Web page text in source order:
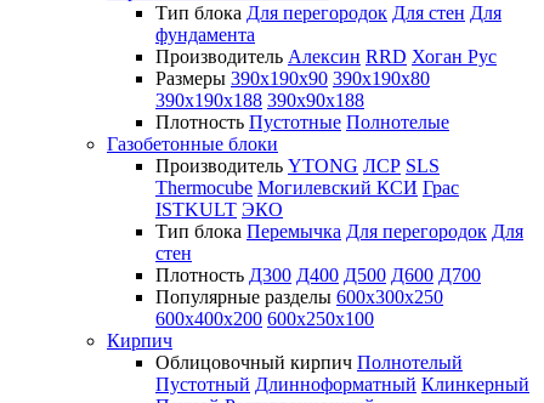
Тип блока Для перегородок Для стен Для
фундамента
Производитель Алексин RRD Хоган Рус
Размеры 390х190х90 390х190х80
390х190х188 390х90х188
Плотность Пустотные Полнотелые
Газобетонные блоки
Производитель YTONG ЛСР SLS
Thermocube Могилевский КСИ Грас
ISTKULT ЭКО
Тип блока Перемычка Для перегородок Для
стен
Плотность Д300 Д400 Д500 Д600 Д700
Популярные разделы 600х300х250
600х400х200 600х250х100
Кирпич
Облицовочный кирпич Полнотелый
Пустотный Длинноформатный Клинкерный